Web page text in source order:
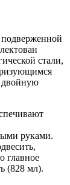
стали,
двойную
руками.
главное
(828 мл).